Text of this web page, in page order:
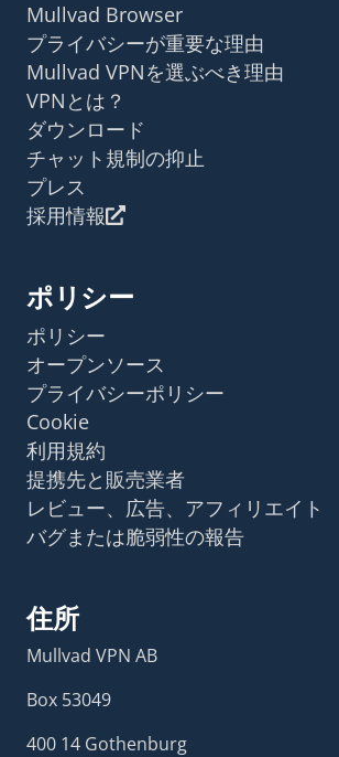
Mullvad Browser
プライバシーが重要な理由
Mullvad VPNを選ぶべき理由
VPNとは？
ダウンロード
チャット規制の抑止
プレス
採用情報
ポリシー
ポリシー
オープンソース
プライバシーポリシー
Cookie
利用規約
提携先と販売業者
レビュー、広告、アフィリエイト
バグまたは脆弱性の報告
住所
Mullvad VPN AB
Box 53049
400 14 Gothenburg